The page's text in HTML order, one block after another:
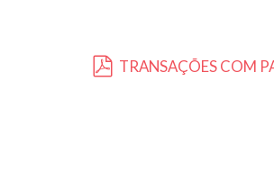
TRANSAÇÕES COM